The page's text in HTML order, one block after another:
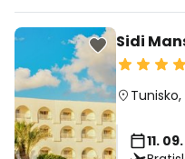
Sidi
Tunisko,
11.